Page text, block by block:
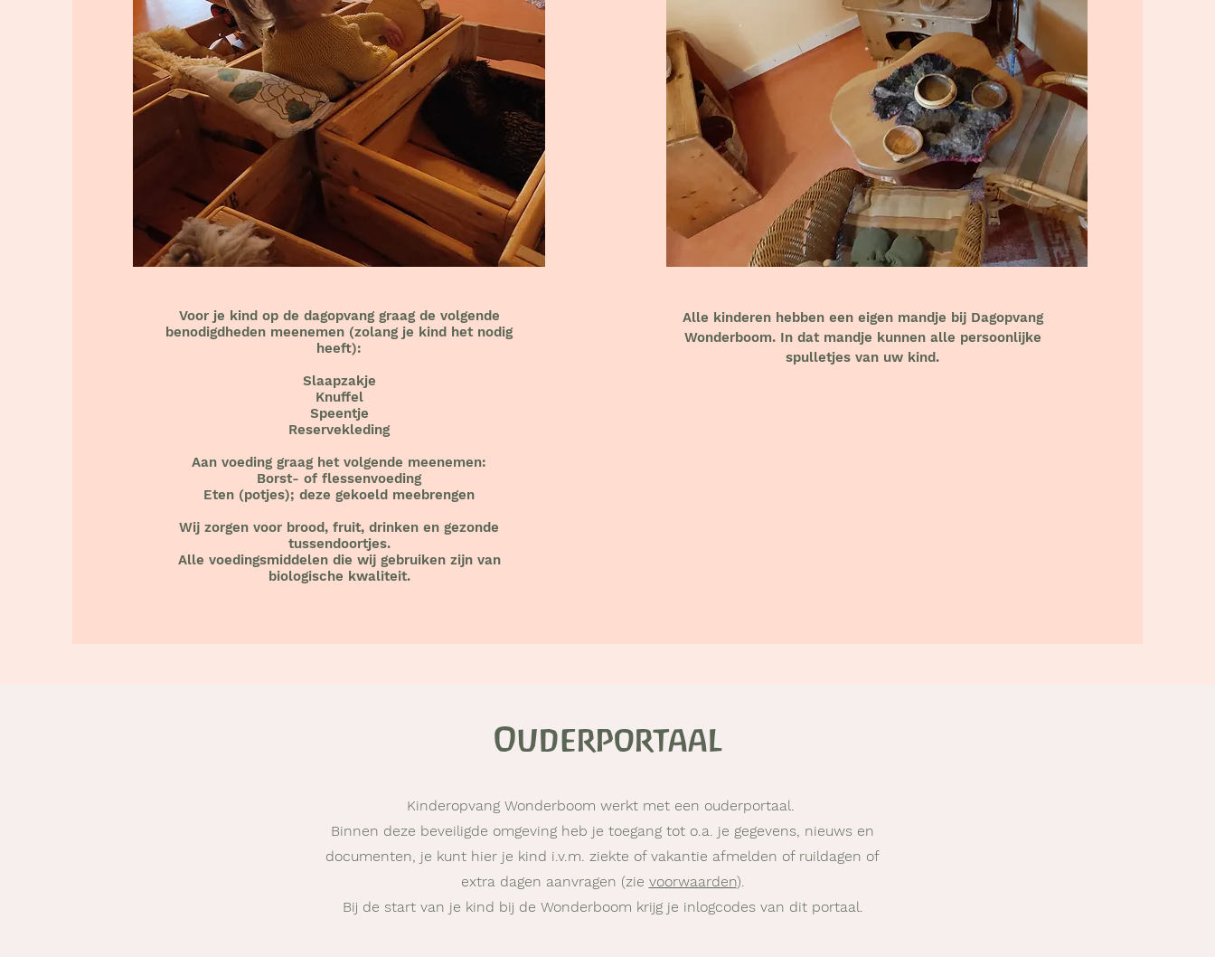
Voor je kind op de dagopvang graag de volgende
benodigdheden meenemen (zolang je kind het nodig
heeft):
Slaapzakje
Knuffel
Speentje
Reservekleding
Aan voeding graag het volgende meenemen:
Borst- of flessenvoeding
Eten (potjes); deze gekoeld meebrengen
Wij zorgen voor brood, fruit, drinken en gezonde
tussendoortjes.
Alle voedingsmiddelen die wij gebruiken zijn van
biologische kwaliteit.
Alle kinderen hebben een eigen mandje bij Dagopvang
Wonderboom. In dat mandje kunnen alle persoonlijke
spulletjes van uw kind.
Ouderportaal
Kinderopvang Wonderboom werkt met een ouderportaal.
Binnen deze beveiligde omgeving heb je toegang tot o.a. je gegevens, nieuws en
documenten, je kunt hier je kind i.v.m. ziekte of vakantie afmelden of ruildagen of
extra dagen aanvragen (zie voorwaarden).
Bij de start van je kind bij de Wonderboom krijg je inlogcodes van dit portaal.